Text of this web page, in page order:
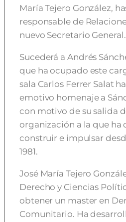
María Tejero González,
responsable de
nuevo Secretario General.
Sucederá a Andrés
que ha ocupado este
sala Carlos Ferrer Salat
emotivo homenaje a
con motivo de su salida
organización a la que ha
construir e impulsar
1981.
José María Tejero
Derecho y Ciencias
obtener un master en
Comunitario. Ha